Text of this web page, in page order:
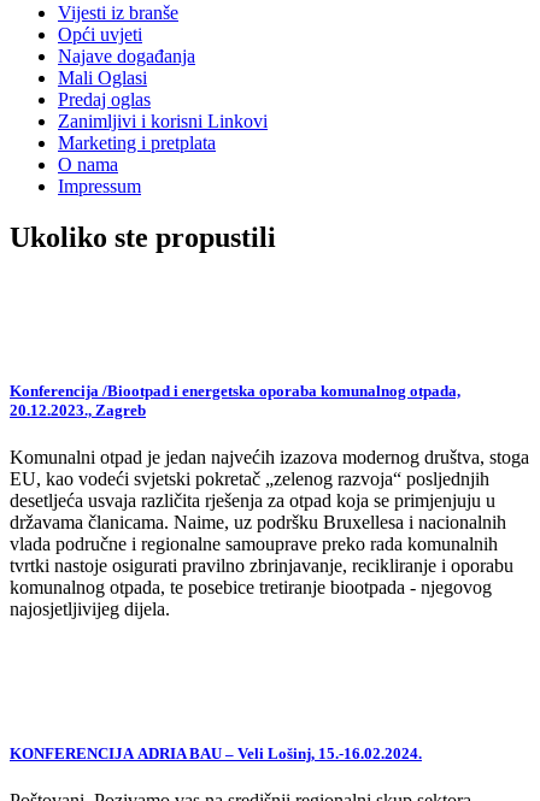
Vijesti iz branše
Opći uvjeti
Najave događanja
Mali Oglasi
Predaj oglas
Zanimljivi i korisni Linkovi
Marketing i pretplata
O nama
Impressum
Ukoliko ste propustili
Konferencija /Biootpad i energetska oporaba komunalnog otpada,
20.12.2023., Zagreb
Komunalni otpad je jedan najvećih izazova modernog društva, stoga
EU, kao vodeći svjetski pokretač „zelenog razvoja“ posljednjih
desetljeća usvaja različita rješenja za otpad koja se primjenjuju u
državama članicama. Naime, uz podršku Bruxellesa i nacionalnih
vlada područne i regionalne samouprave preko rada komunalnih
tvrtki nastoje osigurati pravilno zbrinjavanje, recikliranje i oporabu
komunalnog otpada, te posebice tretiranje biootpada - njegovog
najosjetljivijeg dijela.
KONFERENCIJA ADRIA BAU – Veli Lošinj, 15.-16.02.2024.